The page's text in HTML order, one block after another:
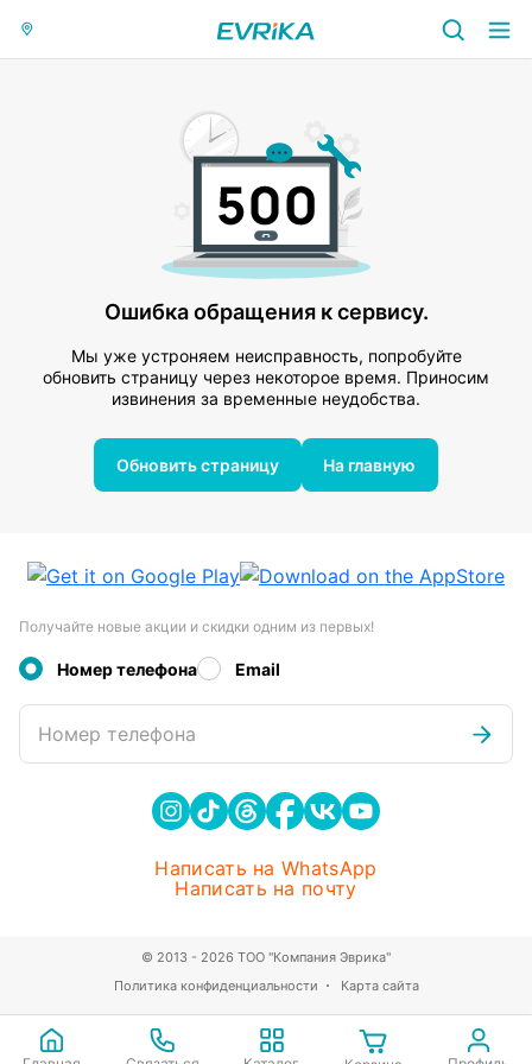
Ошибка обращения к сервису.
Мы уже устроняем неисправность, попробуйте
обновить страницу через некоторое время. Приносим
извинения за временные неудобства.
Обновить страницу На главную
Получайте новые акции и скидки одним из первых!
Номер телефона Email
Номер телефона
Написать на WhatsApp
Написать на почту
Политика конфиденциальности Карта сайта
© 2013 - 2026 ТОО "Компания Эврика"